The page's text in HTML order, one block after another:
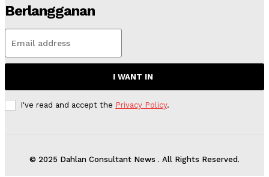
Berlangganan
I WANT IN
I've read and accept the Privacy Policy.
© 2025 Dahlan Consultant News . All Rights Reserved.